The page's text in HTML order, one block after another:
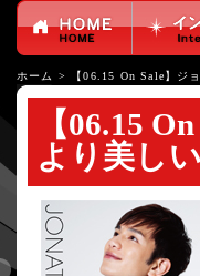
ホーム > 【06.15 On Sale】ジ
【06.15
より美し